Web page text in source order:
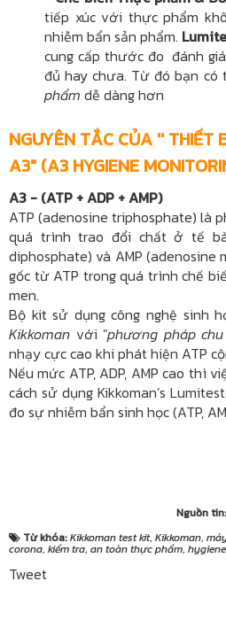
tiếp xúc với thực phẩm
nhiễm bẩn sản phẩm.
cung cấp thước đo đánh
đủ hay chưa. Từ đó bạn có
phẩm dễ dàng hơn
NGUYÊN TẮC CỦA '' THIẾT
A3" (A3 HYGIENE
A3 - (ATP + ADP + AMP)
ATP (adenosine triphosphate) là
quá trình trao đổi chất ở tế
diphosphate) và AMP (adenosine
gốc từ ATP trong quá trình chế
men.
Bộ kit sử dụng công nghệ sinh
Kikkoman với "phương pháp
nhạy cực cao khi phát hiện ATP
Nếu mức ATP, ADP, AMP cao thì
cách sử dụng Kikkoman’s
đo sự nhiễm bẩn sinh học (ATP,
Nguồn tin:
Từ khóa:Kikkoman test kit, Kikkoman,
corona, kiểm tra, an toàn thực phẩm, hygiene
Tweet